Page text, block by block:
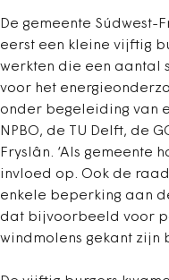
De gemeente Súdwest-
eerst een kleine vijftig
werkten die een aantal
voor het
onder begeleiding van
NPBO, de TU Delft, de
Fryslân. ‘Als gemeente
invloed op. Ook de
enkele beperking aan
dat bijvoorbeeld voor
windmolens gekant zijn